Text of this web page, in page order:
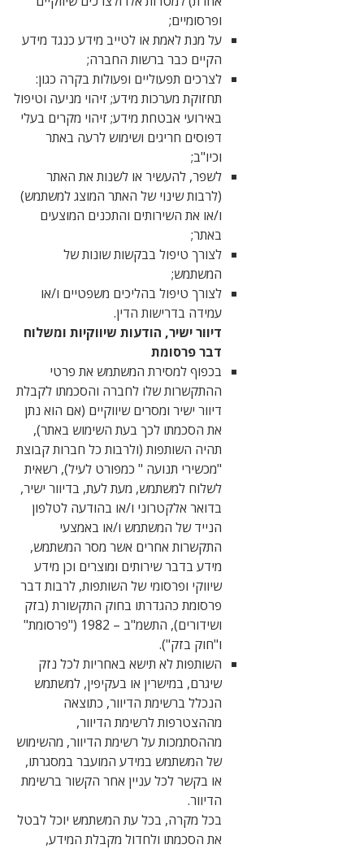
על מנת לאמת או לטייב מידע כנגד מידע
הקיים כבר ברשות החברה;
לצרכים תפעוליים ופעולות בקרה כגון:
תחזוקת מערכות מידע; זיהוי מניעה וטיפול
באירועי אבטחת מידע; זיהוי מקרים בעלי
דפוסים חריגים ושימוש לרעה באתר
לשפר, להעשיר או לשנות את האתר
(לרבות שינוי של האתר המוצג למשתמש)
ו/או את השירותים והתכנים המוצעים
לצורך טיפול בבקשות שונות של
לצורך טיפול בהליכים משפטיים ו/או
עמידה בדרישות הדין.
דיוור ישיר, הודעות שיווקיות ומשלוח
בכפוף למסירת המשתמש את פרטי
ההתקשרות שלו לחברה והסכמתו לקבלת
דיוור ישיר ומסרים שיווקיים (אם הוא נתן
את הסכמתו לכך בעת השימוש באתר),
תהיה השותפות (ולרבות כל חברות קבוצת
"מכשירי תנועה " כמפורט לעיל), רשאית
לשלוח למשתמש, מעת לעת, בדיוור ישיר,
בדואר אלקטרוני ו/או בהודעה לטלפון
הנייד של המשתמש ו/או באמצעי
התקשרות אחרים אשר מסר המשתמש,
מידע בדבר שירותים ומוצרים וכן מידע
שיווקי ופרסומי של השותפות, לרבות דבר
פרסומת כהגדרתו בחוק התקשורת (בזק
ושידורים), התשמ"ב – 1982 ("פרסומת"
השותפות לא תישא באחריות לכל נזק
שיגרם, במישרין או בעקיפין, למשתמש
הנכלל ברשימת הדיוור, כתוצאה
מההצטרפות לרשימת הדיוור,
מההסתמכות על רשימת הדיוור, מהשימוש
של המשתמש במידע המועבר במסגרתו,
או בקשר לכל עניין אחר הקשור ברשימת
בכל מקרה, בכל עת המשתמש יוכל לבטל
את הסכמתו ולחדול מקבלת המידע,